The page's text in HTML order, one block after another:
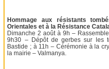
Hommage aux résistants
Orientales et à la Résistance
Dimanche 2 août à 9h –
9h30 – Dépôt de gerbes sur les
Bastide ; à 11h – Cérémonie à la
la mairie – Valmanya.